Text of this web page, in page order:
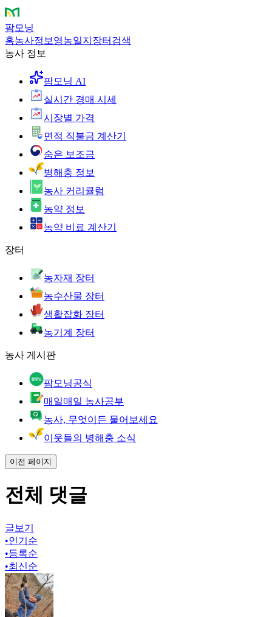
팜모닝
홈농사정보 영농일지 장터 검색
농사 정보
팜모닝 AI
실시간 경매 시세
시장별 가격
면적 직불금 계산기
숨은 보조금
병해충 정보
농사 커리큘럼
농약 정보
농약 비료 계산기
장터
농자재 장터
농수산물 장터
생활잡화 장터
농기계 장터
농사 게시판
팜모닝공식
매일매일 농사공부
농사, 무엇이든 물어보세요
이웃들의 병해충 소식
이전 페이지
전체 댓글
글보기
•인기순
•등록순
•최신순